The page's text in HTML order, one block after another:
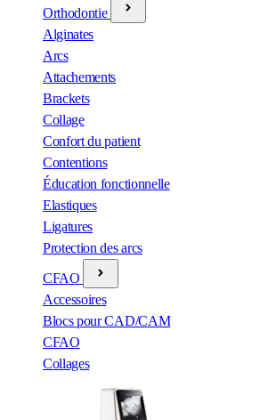
Orthodontie
Alginates
Arcs
Attachements
Brackets
Collage
Confort du patient
Contentions
Éducation fonctionnelle
Elastiques
Ligatures
Protection des arcs
CFAO
Accessoires
Blocs pour CAD/CAM
CFAO
Collages